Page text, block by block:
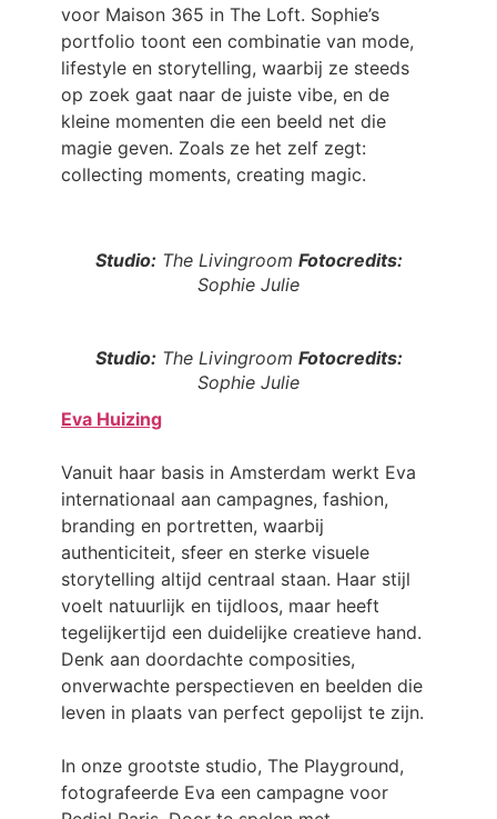
voor Maison 365 in The Loft. Sophie’s
portfolio toont een combinatie van mode,
lifestyle en storytelling, waarbij ze steeds
op zoek gaat naar de juiste vibe, en de
kleine momenten die een beeld net die
magie geven. Zoals ze het zelf zegt:
collecting moments, creating magic.
Studio: The Livingroom Fotocredits:
Sophie Julie
Studio: The Livingroom Fotocredits:
Sophie Julie
Eva Huizing
Vanuit haar basis in Amsterdam werkt Eva
internationaal aan campagnes, fashion,
branding en portretten, waarbij
authenticiteit, sfeer en sterke visuele
storytelling altijd centraal staan. Haar stijl
voelt natuurlijk en tijdloos, maar heeft
tegelijkertijd een duidelijke creatieve hand.
Denk aan doordachte composities,
onverwachte perspectieven en beelden die
leven in plaats van perfect gepolijst te zijn.
In onze grootste studio, The Playground,
fotografeerde Eva een campagne voor